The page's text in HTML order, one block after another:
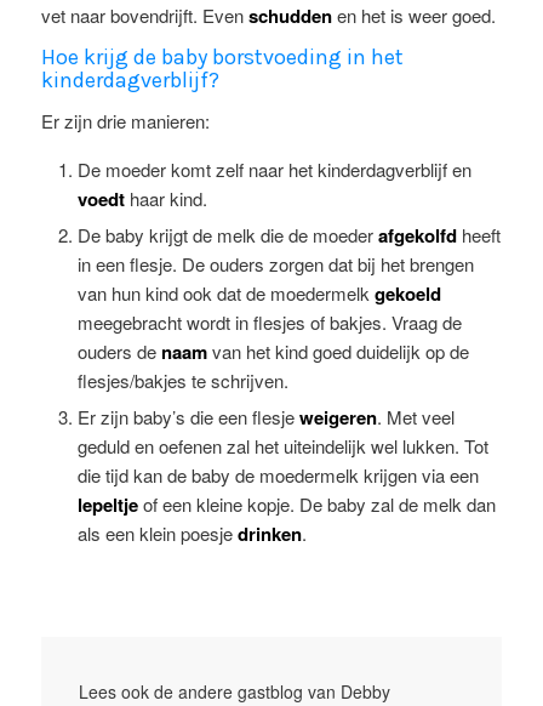
vet naar bovendrijft. Evenschuddenen het is weer goed.
Hoe krijg de baby borstvoeding in het
kinderdagverblijf?
Er zijn drie manieren:
De moeder komt zelf naar het kinderdagverblijf en
voedthaar kind.
De baby krijgt de melk die de moederafgekolfdheeft
in een flesje. De ouders zorgen dat bij het brengen
van hun kind ook dat de moedermelk gekoeld
meegebracht wordt in flesjes of bakjes. Vraag de
ouders de naamvan het kind goed duidelijk op de
flesjes/bakjes te schrijven.
Er zijn baby’s die een flesjeweigeren. Met veel
geduld en oefenen zal het uiteindelijk wel lukken. Tot
die tijd kan de baby de moedermelk krijgen via een
lepeltjeof een kleine kopje. De baby zal de melk dan
als een klein poesjedrinken.
Lees ook de andere gastblog van Debby